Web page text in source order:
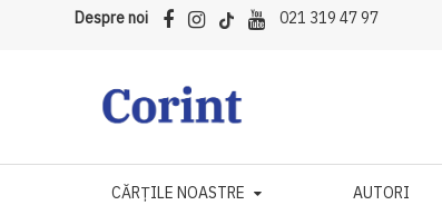
Despre noi 021 319 47 97
CĂRȚILE NOASTRE AUTORI